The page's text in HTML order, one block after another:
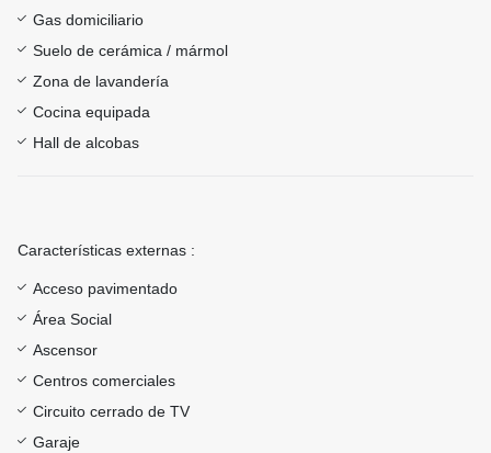
Gas domiciliario
Suelo de cerámica / mármol
Zona de lavandería
Cocina equipada
Hall de alcobas
Características externas :
Acceso pavimentado
Área Social
Ascensor
Centros comerciales
Circuito cerrado de TV
Garaje